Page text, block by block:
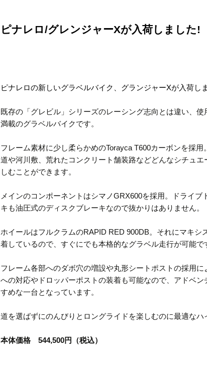
ピナレロ/グレンジャーXが入荷しました!
ピナレロの新しいグラベルバイク、グランジャーXが入荷し
既存の「グレビル」シリーズのレーシング志向とは違い、
満載のグラベルバイクです。
フレーム素材に少し柔らかめのTorayca T600カーボンを採
道や河川敷、荒れたコンクリート舗装路などどんなシチュ
しむことができます。
メインのコンポーネントはシマノGRX600を採用。ドライ
キも油圧式のディスクブレーキなので抜かりはありません。
ホイールはフルクラムのRAPID RED 900DB。それにマキシ
着しているので、すぐにでも本格的なグラベル走行が可能で
フレーム各部へのダボ穴の増設や丸形シートポストの採用
への対応やドロッパーポストの装着も可能なので、アドベ
すめな一台となっています。
道を選ばずにのんびりとロングライドを楽しむのに最適なハ
本体価格 544,500円（税込）